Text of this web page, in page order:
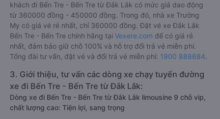
khách đi Bến Tre - Bến Tre từ Đắk Lắk có mức giá dao động
từ 360000 đồng - 450000 đồng. Trong đó, nhà xe Trường
My có giá vé rẻ nhất, chỉ 360000 đồng. Đặt vé xe Đắk Lắk
Bến Tre - Bến Tre chính hãng tại Vexere.com để có giá rẻ
nhất, đảm bảo giữ chỗ 100% và hỗ trợ đổi trả vé miễn phí.
Tổng đài tư vấn, đặt vé và đổi trả vé miễn phí: 1900 888684.
3. Giới thiệu, tư vấn các dòng xe chạy tuyến đường
xe đi Bến Tre - Bến Tre từ Đắk Lắk:
Dòng xe đi Bến Tre - Bến Tre từ Đắk Lắk limousine 9 chỗ vip,
chất lượng cao: Tiện lợi, sang trọng